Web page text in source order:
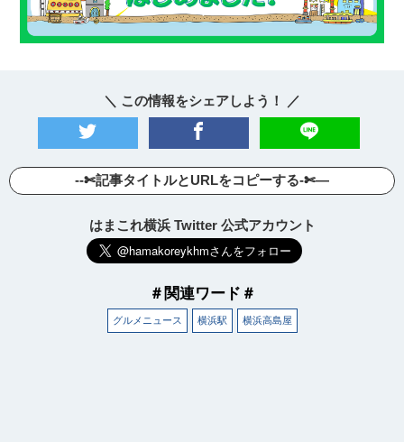
＼ この情報をシェアしよう！ ／
--✄記事タイトルとURLをコピーする-✄—
はまこれ横浜 Twitter 公式アカウント
＃関連ワード＃
グルメニュース 横浜駅 横浜高島屋